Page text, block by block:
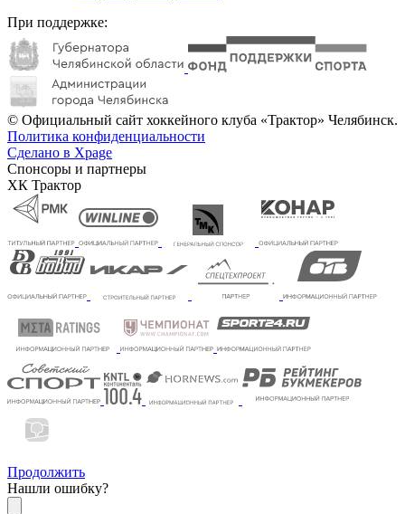
При поддержке:
© Официальный сайт хоккейного клуба «Трактор» Челябинск.
Политика конфиденциальности
Сделано в Xpage
Спонсоры и партнеры
ХК Трактор
Продолжить
Нашли ошибку?